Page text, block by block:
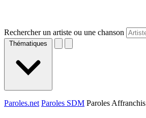
Rechercher un artiste ou une chanson
Thématiques
Paroles.net Paroles SDM Paroles Affranchis